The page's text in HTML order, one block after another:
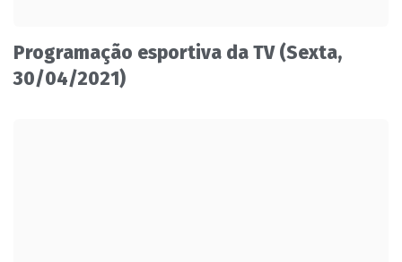
Programação esportiva da TV (Sexta,
30/04/2021)